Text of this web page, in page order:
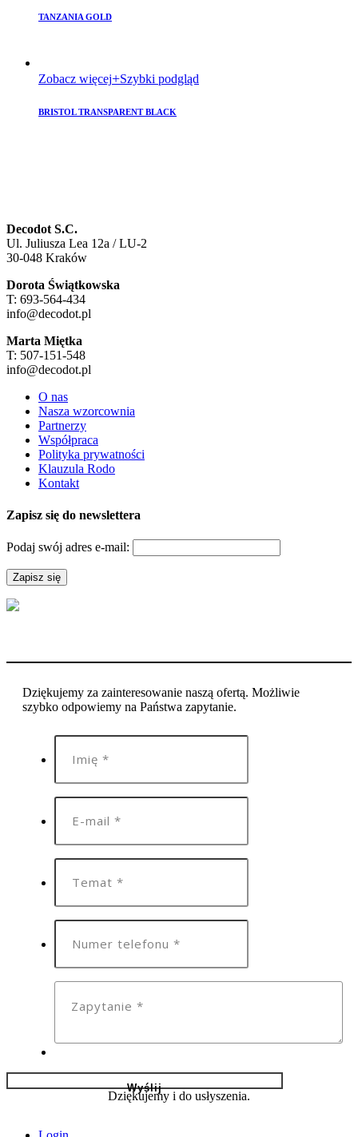
TANZANIA GOLD
Zobacz więcej Szybki podgląd
BRISTOL TRANSPARENT BLACK
Decodot S.C.
Ul. Juliusza Lea 12a / LU-2
30-048 Kraków
Dorota Świątkowska
T: 693-564-434
info@decodot.pl
Marta Miętka
T: 507-151-548
info@decodot.pl
O nas
Nasza wzorcownia
Partnerzy
Współpraca
Polityka prywatności
Klauzula Rodo
Kontakt
Zapisz się do newslettera
Podaj swój adres e-mail:
Dziękujemy za zainteresowanie naszą ofertą. Możliwie
szybko odpowiemy na Państwa zapytanie.
Dziękujemy i do usłyszenia.